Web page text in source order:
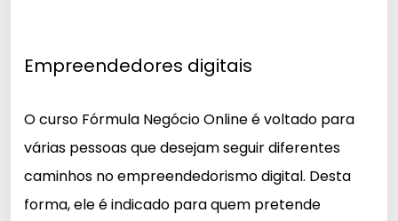
Empreendedores digitais
O curso Fórmula Negócio Online é voltado para
várias pessoas que desejam seguir diferentes
caminhos no empreendedorismo digital. Desta
forma, ele é indicado para quem pretende